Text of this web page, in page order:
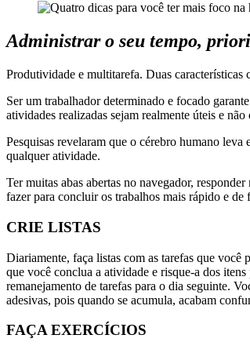
Administrar o seu tempo,
Produtividade e multitarefa. Duas características
Ser um trabalhador determinado e focado
atividades realizadas sejam realmente úteis e
Pesquisas revelaram que o cérebro humano
qualquer atividade.
Ter muitas abas abertas no navegador,
fazer para concluir os trabalhos mais rápido e de
CRIE LISTAS
Diariamente, faça listas com as tarefas que você
que você conclua a atividade e risque-a dos
remanejamento de tarefas para o dia seguinte.
adesivas, pois quando se acumula, acabam
FAÇA EXERCÍCIOS